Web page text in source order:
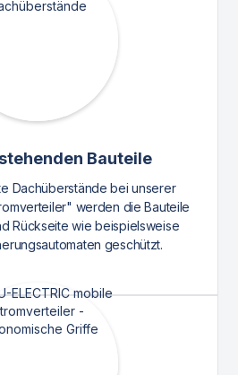
Bauteile
Dachüberstände bei unserer
werden die Bauteile
Rückseite wie beispielsweise
geschützt.